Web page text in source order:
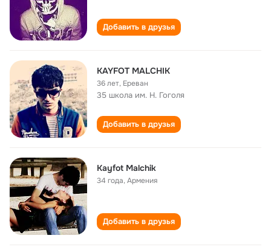
Добавить в друзья
KAYFOT MALCHIK
36 лет, Ереван
35 школа им. Н. Гоголя
Добавить в друзья
Kayfot Malchik
34 года,Армения
Добавить в друзья